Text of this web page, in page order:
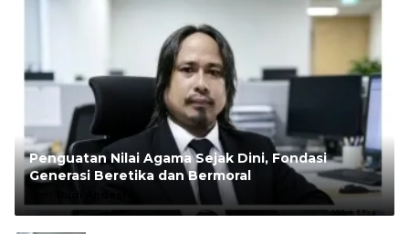
Penguatan Nilai Agama Sejak Dini, Fondasi
Generasi Beretika dan Bermoral
Rudi Andesta